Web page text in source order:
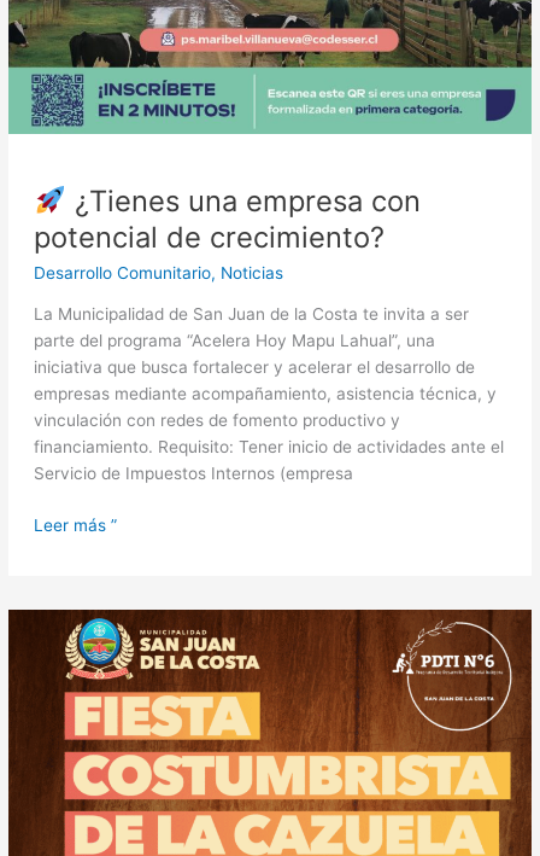
¿Tienes una empresa con
potencial de crecimiento?
Desarrollo Comunitario, Noticias
La Municipalidad de San Juan de la Costa te invita a ser
parte del programa “Acelera Hoy Mapu Lahual”, una
iniciativa que busca fortalecer y acelerar el desarrollo de
empresas mediante acompañamiento, asistencia técnica, y
vinculación con redes de fomento productivo y
financiamiento. Requisito: Tener inicio de actividades ante el
Servicio de Impuestos Internos (empresa
Leer más ”
¡Asiste
Fiesta
Costumbrista
Cazuela